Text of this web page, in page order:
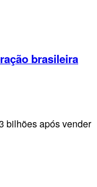
brasileira
bilhões após vender